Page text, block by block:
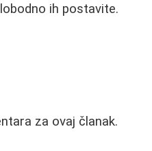
ih postavite.
za ovaj članak.